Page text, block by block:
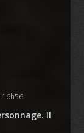
16h56
Il